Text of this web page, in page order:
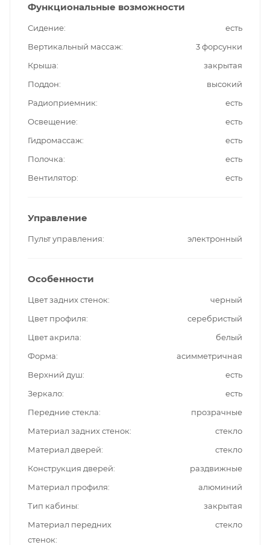
Функциональные возможности
Сидение
есть
Вертикальный массаж
3 форсунки
Крыша
закрытая
Поддон
высокий
Радиоприемник
есть
Освещение
есть
Гидромассаж
есть
Полочка
есть
Вентилятор
есть
Управление
Пульт управления электронный
Особенности
Цвет задних стенок
черный
Цвет профиля
серебристый
Цвет акрила
белый
Форма
асимметричная
Верхний душ
есть
Зеркало
есть
Передние стекла
прозрачные
Материал задних стенок
стекло
Материал дверей
стекло
Конструкция дверей
раздвижные
Материал профиля
алюминий
Тип кабины
закрытая
Материал передних
стенок
стекло